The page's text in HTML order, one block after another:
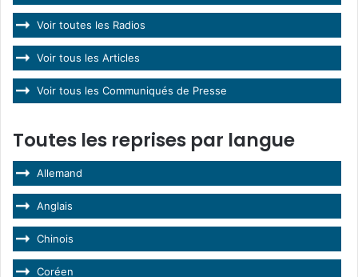
Voir toutes les Radios
Voir tous les Articles
Voir tous les Communiqués de Presse
Toutes les reprises par langue
Allemand
Anglais
Chinois
Coréen